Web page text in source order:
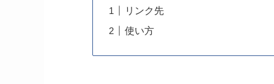
リンク先
使い方